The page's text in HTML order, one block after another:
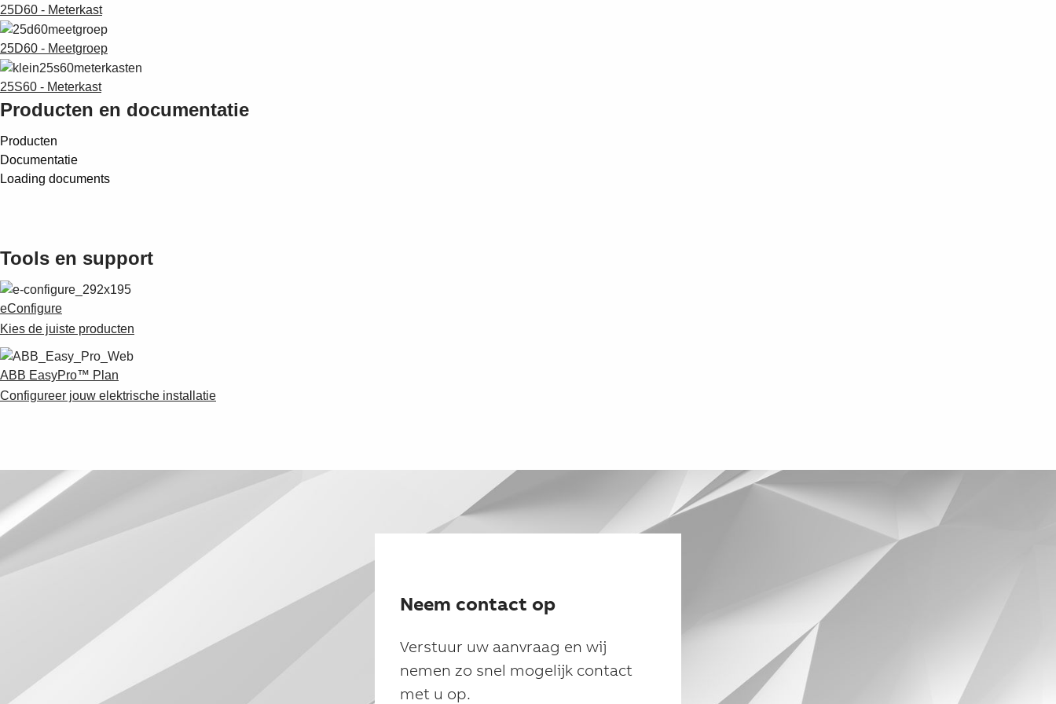
25D60 - Meterkast
25D60 - Meetgroep
25S60 - Meterkast
Producten en documentatie
Producten
Documentatie
Loading documents
Tools en support
eConfigure
Kies de juiste producten
ABB EasyPro™ Plan
Configureer jouw elektrische installatie
Neem contact op
Verstuur uw aanvraag en wij
nemen zo snel mogelijk contact
met u op.